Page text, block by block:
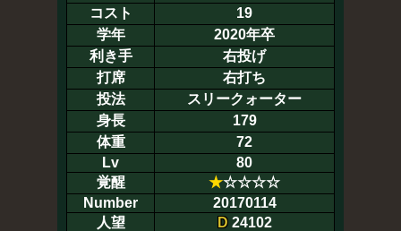
コスト
19
学年
2020年卒
利き手
右投げ
打席
右打ち
投法
スリークォーター
身長
179
体重
72
Lv
80
覚醒
★☆☆☆☆
Number
20170114
人望
D24102